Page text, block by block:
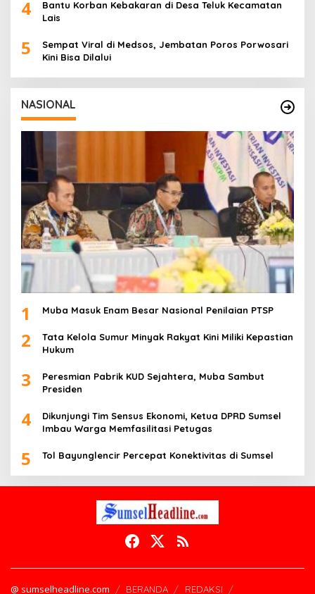
4
Bantu Korban Kebakaran di Desa Teluk Kecamatan
Lais
5
Sempat Viral di Medsos, Jembatan Poros Porwosari
Kini Bisa Dilalui
NASIONAL
1 Muba Masuk Enam Besar Nasional Penilaian PTSP
2
Tata Kelola Sumur Minyak Rakyat Kini Miliki Kepastian
Hukum
3
Peresmian Pabrik KUD Sejahtera, Muba Sambut
Presiden
4
Dikunjungi Tim Sensus Ekonomi, Ketua DPRD Sumsel
Imbau Warga Memfasilitasi Petugas
5 Tol Bayunglencir Percepat Konektivitas di Sumsel
@ sumselheadline.com BERANDA REDAKSI